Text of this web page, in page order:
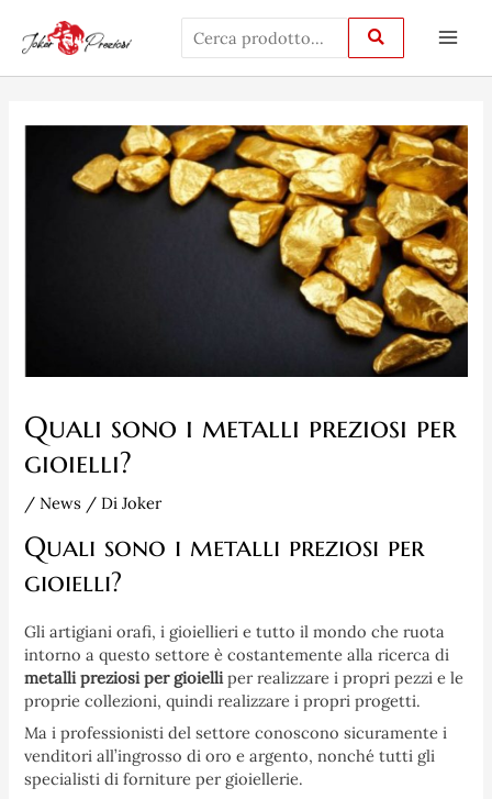
contenuto
Quali sono i metalli preziosi per
gioielli?
/ News / DiJoker
Quali sono i metalli preziosi per
gioielli?
Gli artigiani orafi, i gioiellieri e tutto il mondo che ruota
intorno a questo settore è costantemente alla ricerca di
metalli preziosi per gioielli per realizzare i propri pezzi e le
proprie collezioni, quindi realizzare i propri progetti.
Ma i professionisti del settore conoscono sicuramente i
venditori all’ingrosso di oro e argento, nonché tutti gli
specialisti di forniture per gioiellerie.